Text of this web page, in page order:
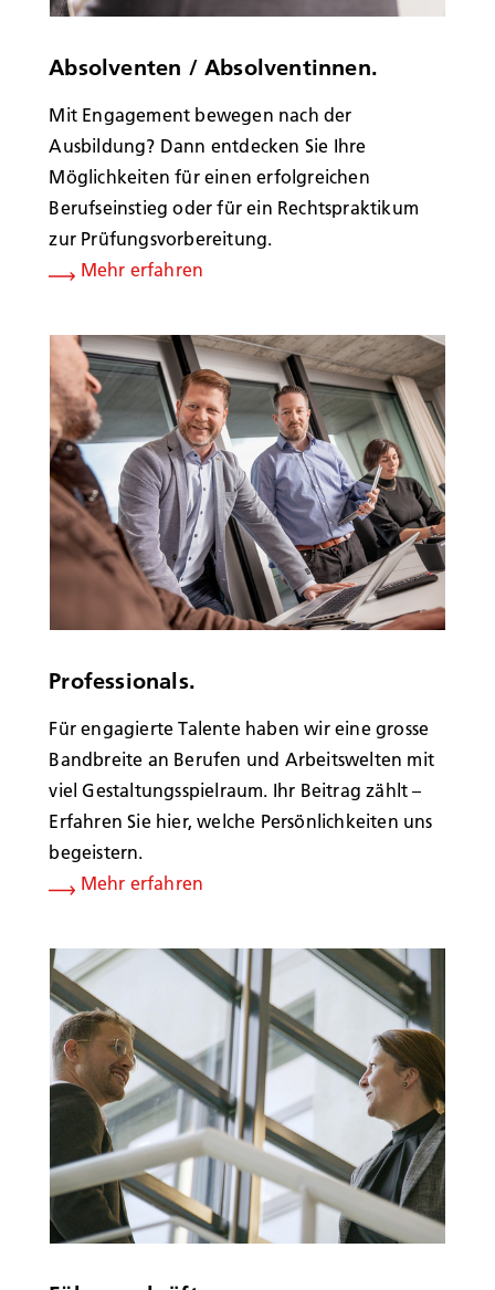
Absolventen / Absolventinnen.
Mit Engagement bewegen nach der
Ausbildung? Dann entdecken Sie Ihre
Möglichkeiten für einen erfolgreichen
Berufseinstieg oder für ein Rechtspraktikum
zur Prüfungsvorbereitung.
Mehr erfahren
Professionals.
Für engagierte Talente haben wir eine grosse
Bandbreite an Berufen und Arbeitswelten mit
viel Gestaltungsspielraum. Ihr Beitrag zählt –
Erfahren Sie hier, welche Persönlichkeiten uns
begeistern.
Mehr erfahren